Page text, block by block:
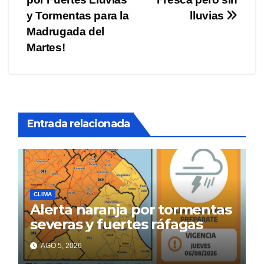
de
entradas
lluvias
y Tormentas para la
Madrugada del
Martes!
Entrada relacionada
CLIMA
Alerta naranja por tormentas
severas y fuertes ráfagas
AGO 5, 2026